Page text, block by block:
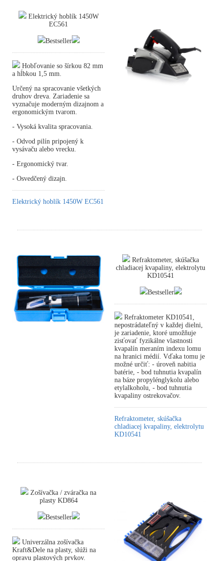
Elektrický hoblík 1450W
EC561
Bestseller
Hobľovanie so šírkou 82 mm
a hĺbkou 1,5 mm.
Určený na spracovanie všetkých
druhov dreva. Zariadenie sa
vyznačuje moderným dizajnom a
ergonomickým tvarom.
- Vysoká kvalita spracovania.
- Odvod pilín pripojený k
vysávaču alebo vrecku.
- Ergonomický tvar.
- Osvedčený dizajn.
Elektrický hoblík 1450W EC561
Refraktometer, skúšačka
chladiacej kvapaliny, elektrolytu
KD10541
Bestseller
Refraktometer KD10541,
nepostrádateľný v každej dielni,
je zariadenie, ktoré umožňuje
zisťovať fyzikálne vlastnosti
kvapalín meraním indexu lomu
na hranici médií. Vďaka tomu je
možné určiť: - úroveň nabitia
batérie, - bod tuhnutia kvapalín
na báze propylénglykolu alebo
etylalkoholu, - bod tuhnutia
kvapaliny ostrekovačov.
Refraktometer, skúšačka
chladiacej kvapaliny, elektrolytu
KD10541
Zošívačka / zváračka na
plasty KD864
Bestseller
Univerzálna zošívačka
Kraft&Dele na plasty, slúži na
opravu plastových prvkov.